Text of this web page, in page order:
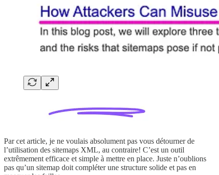
Par cet article, je ne voulais absolument pas vous détourner de
l’utilisation des sitemaps XML, au contraire! C’est un outil
extrêmement efficace et simple à mettre en place. Juste n’oublions
pas qu’un sitemap doit compléter une structure solide et pas en